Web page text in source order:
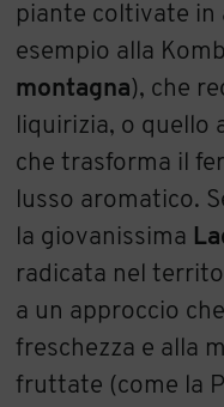
piante coltivate in
esempio alla
montagna), che
liquirizia, o quello
che trasforma il
lusso aromatico.
la giovanissima
radicata nel
a un approccio
freschezza e alla
fruttate (come la